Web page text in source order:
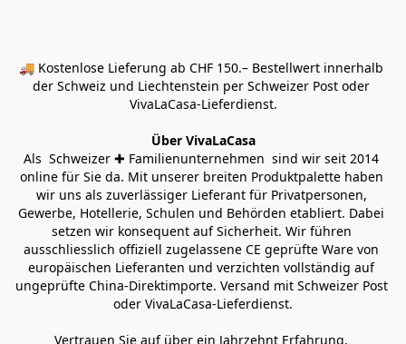
🚚 Kostenlose Lieferung ab CHF 150.– Bestellwert innerhalb
der Schweiz und Liechtenstein per Schweizer Post oder
VivaLaCasa-Lieferdienst.
Über VivaLaCasa
Als  Schweizer ✚ Familienunternehmen  sind wir seit 2014
online für Sie da. Mit unserer breiten Produktpalette haben
wir uns als zuverlässiger Lieferant für Privatpersonen,
Gewerbe, Hotellerie, Schulen und Behörden etabliert. Dabei
setzen wir konsequent auf Sicherheit. Wir führen
ausschliesslich offiziell zugelassene CE geprüfte Ware von
europäischen Lieferanten und verzichten vollständig auf
ungeprüfte China-Direktimporte. Versand mit Schweizer Post
oder VivaLaCasa-Lieferdienst.
Vertrauen Sie auf über ein Jahrzehnt Erfahrung,